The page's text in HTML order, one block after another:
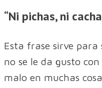
“Ni pichas, ni
Esta frase sirve
no se le da gusto
malo en muchas